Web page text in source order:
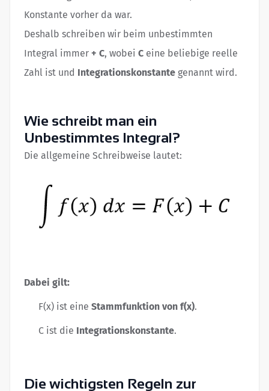
Konstante vorher da war.
Deshalb schreiben wir beim unbestimmten
Integral immer + C, wobei C eine beliebige reelle
Zahl ist und Integrationskonstante genannt wird.
Wie schreibt man ein
Unbestimmtes Integral?
Die allgemeine Schreibweise lautet:
Dabei gilt:
F(x) ist eine Stammfunktion von f(x).
C ist die Integrationskonstante.
Die wichtigsten Regeln zur